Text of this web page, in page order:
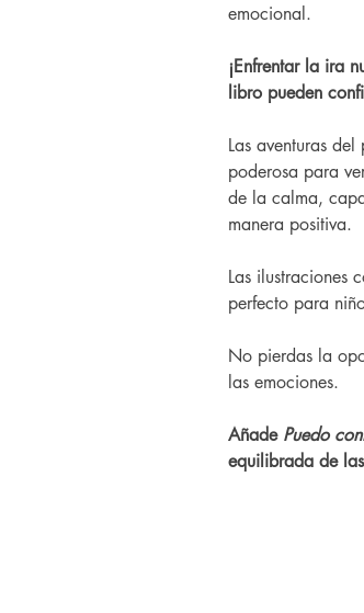
emocional.
¡Enfrentar la ira
libro pueden
Las aventuras
poderosa para
de la calma,
manera positiva.
Las ilustraciones
perfecto para
No pierdas la
las emociones.
Añade Puedo
equilibrada de